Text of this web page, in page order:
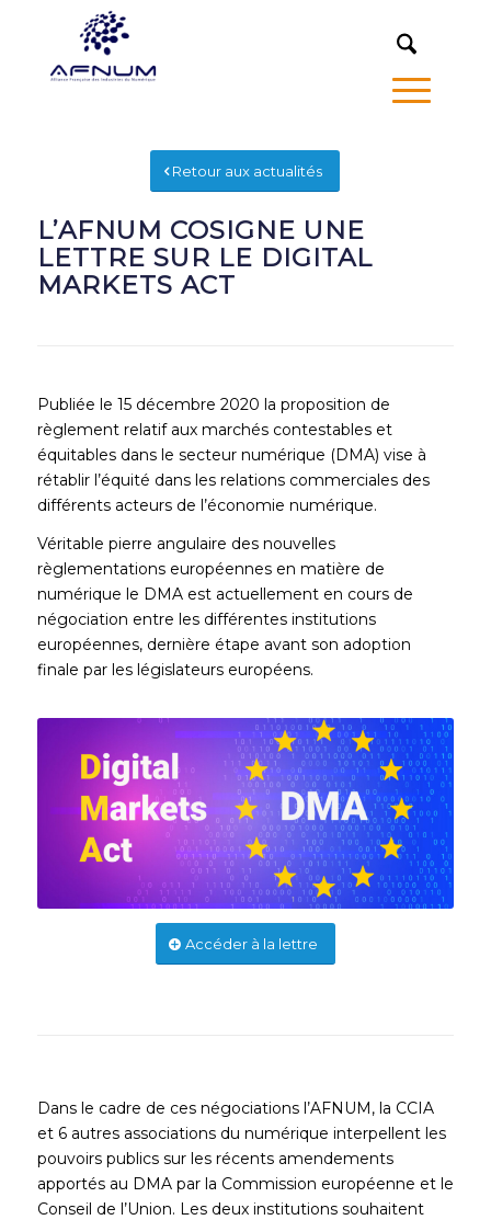
Retour aux actualités
L’AFNUM COSIGNE UNE
LETTRE SUR LE DIGITAL
MARKETS ACT
Publiée le 15 décembre 2020 la proposition de
règlement relatif aux marchés contestables et
équitables dans le secteur numérique (DMA) vise à
rétablir l’équité dans les relations commerciales des
différents acteurs de l’économie numérique.
Véritable pierre angulaire des nouvelles
règlementations européennes en matière de
numérique le DMA est actuellement en cours de
négociation entre les différentes institutions
européennes, dernière étape avant son adoption
finale par les législateurs européens.
Accéder à la lettre
Dans le cadre de ces négociations l’AFNUM, la CCIA
et 6 autres associations du numérique interpellent les
pouvoirs publics sur les récents amendements
apportés au DMA par la Commission européenne et le
Conseil de l’Union. Les deux institutions souhaitent